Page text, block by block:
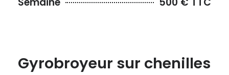
Gyrobroyeur sur chenilles